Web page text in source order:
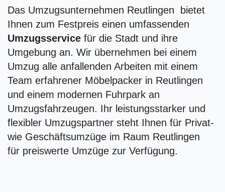
Das Umzugsunternehmen Reutlingen bietet
Ihnen zum Festpreis einen umfassenden
Umzugsservice für die Stadt und ihre
Umgebung an. Wir übernehmen bei einem
Umzug alle anfallenden Arbeiten mit einem
Team erfahrener Möbelpacker in Reutlingen
und einem modernen Fuhrpark an
Umzugsfahrzeugen. Ihr leistungsstarker und
flexibler Umzugspartner steht Ihnen für Privat-
wie Geschäftsumzüge im Raum Reutlingen
für preiswerte Umzüge zur Verfügung.